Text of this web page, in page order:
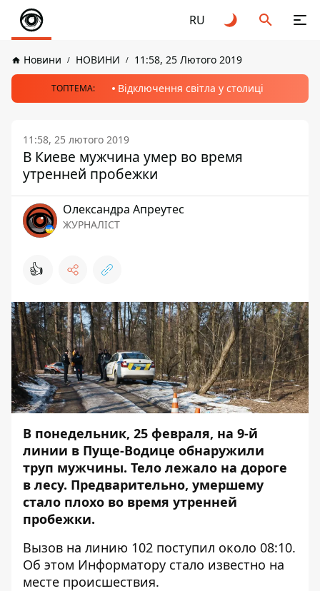
RU
Новини НОВИНИ 11:58, 25 Лютого 2019
ТОПТЕМА: Відключення світла у столиці
11:58, 25 лютого 2019
В Киеве мужчина умер во время
утренней пробежки
Олександра Апреутес
ЖУРНАЛІСТ
👍
В понедельник, 25 февраля, на 9-й
линии в Пуще-Водице обнаружили
труп мужчины. Тело лежало на дороге
в лесу. Предварительно, умершему
стало плохо во время утренней
пробежки.
Вызов на линию 102 поступил около 08:10.
Об этом Информатору стало известно на
месте происшествия.